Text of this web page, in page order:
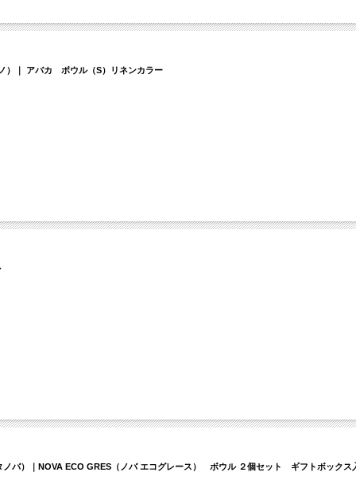
）｜ アバカ ボウル（S）リネンカラー
バ）｜NOVA ECO GRES（ノバ エコグレース） ボウル ２個セット ギフトボックス